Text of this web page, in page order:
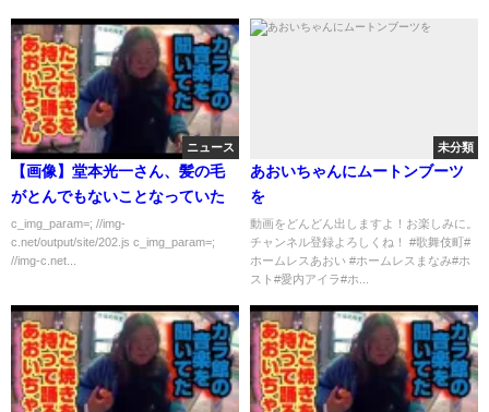
ニュース
【画像】堂本光一さん、髪の毛
がとんでもないことなっていた
c_img_param=; //img-
c.net/output/site/202.js c_img_param=;
//img-c.net...
未分類
あおいちゃんにムートンブーツ
を
動画をどんどん出しますよ！お楽しみに。
チャンネル登録よろしくね！ #歌舞伎町#
ホームレスあおい #ホームレスまなみ#ホ
スト#愛内アイラ#ホ...